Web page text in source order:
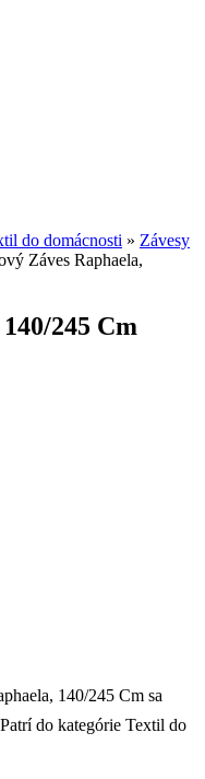
do domácnosti » Závesy
Záves Raphaela,
245 Cm
140/245 Cm sa
do kategórie Textil do